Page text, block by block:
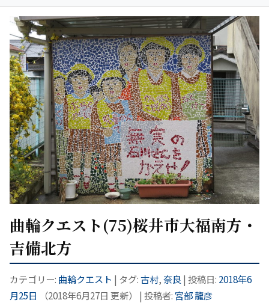
曲輪クエスト(75)桜井市大福南方・
吉備北方
カテゴリー: 曲輪クエスト | タグ:古村,奈良 | 投稿日: 2018年6
月25日
（2018年6月27日 更新） | 投稿者: 宮部 龍彦